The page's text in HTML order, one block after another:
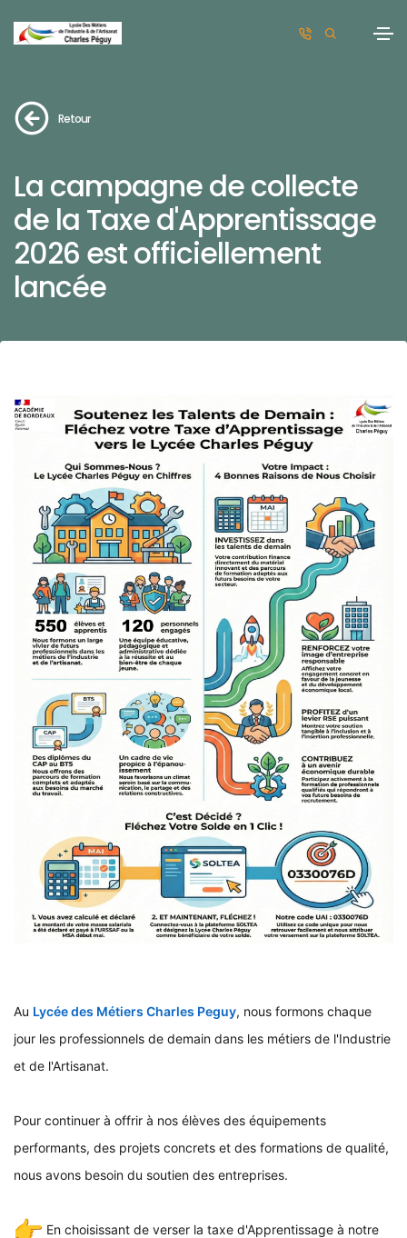
Retour
La campagne de collecte
de la Taxe d'Apprentissage
2026 est officiellement
lancée
Au Lycée des Métiers Charles Peguy, nous formons chaque
jour les professionnels de demain dans les métiers de l'Industrie
et de l'Artisanat.
Pour continuer à offrir à nos élèves des équipements
performants, des projets concrets et des formations de qualité,
nous avons besoin du soutien des entreprises.
En choisissant de verser la taxe d'Apprentissage à notre